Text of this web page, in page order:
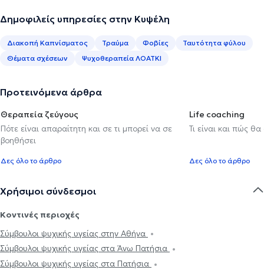
Δημοφιλείς υπηρεσίες στην Κυψέλη
Διακοπή Καπνίσματος Τραύμα Φοβίες
Ταυτότητα φύλου
Θέματα σχέσεων
Ψυχοθεραπεία ΛΟΑΤΚΙ
Προτεινόμενα άρθρα
Θεραπεία ζεύγους
Πότε είναι απαραίτητη και σε τι μπορεί να σε
βοηθήσει
Δες όλο το άρθρο
Life coaching
Τι είναι και πώς
Δες όλο το άρθρο
Χρήσιμοι σύνδεσμοι
Κοντινές περιοχές
Σύμβουλοι ψυχικής υγείας στην Αθήνα
Σύμβουλοι ψυχικής υγείας στα Άνω Πατήσια
Σύμβουλοι ψυχικής υγείας στα Πατήσια